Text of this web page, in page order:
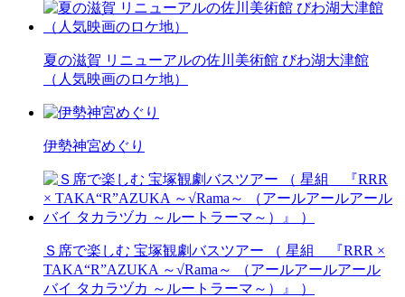
夏の滋賀 リニューアルの佐川美術館 びわ湖大津館
（人気映画のロケ地）
伊勢神宮めぐり
Ｓ席で楽しむ 宝塚観劇バスツアー （ 星組 『RRR ×
TAKA“R”AZUKA ～√Rama～ （アールアールアール
バイ タカラヅカ ～ルートラーマ～）』 ）